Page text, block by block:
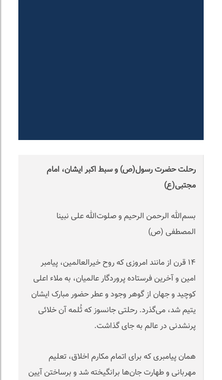
رحلت حضرت رسول(ص) و سبط اکبر ایشان، امام
مجتبی(ع)
بسم‌الله الرحمن الرحیم و صلوت‌الله علی نبینا
المصطفی (ص)
۱۴ قرن از مانند امروزی که روح خیرالعالمین، پیامبر
امین و آخرین فرستاده پروردگار عالمیان، به ملاء اعلی
کوچید و جهان از گوهر وجود و عطر حضور مبارک ایشان
یتیم شد، می‌گذرد. رحلتی جانسوز که ثُلمه آن خلائی
پرنشدنی در عالم به جای گذاشت.
همان پیامبری که برای اتمام مکارم اخلاق، تعلیم
مهربانی و طهارت جان‌ها برانگیخته شد و برساختن آیین